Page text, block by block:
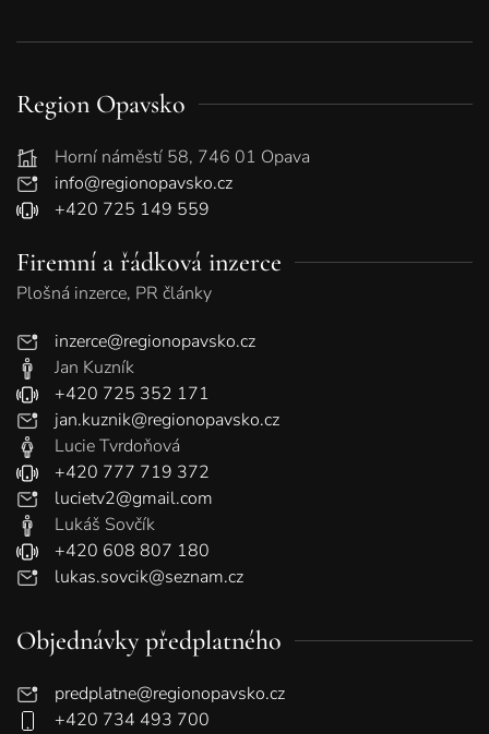
Region Opavsko
Horní náměstí 58, 746 01 Opava
info@regionopavsko.cz
+420 725 149 559
Firemní a řádková inzerce
Plošná inzerce, PR články
inzerce@regionopavsko.cz
Jan Kuzník
+420 725 352 171
jan.kuznik@regionopavsko.cz
Lucie Tvrdoňová
+420 777 719 372
lucietv2@gmail.com
Lukáš Sovčík
+420 608 807 180
lukas.sovcik@seznam.cz
Objednávky předplatného
predplatne@regionopavsko.cz
+420 734 493 700